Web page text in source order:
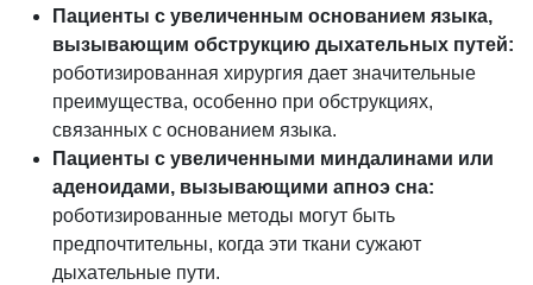
Пациенты с увеличенным основанием языка,
вызывающим обструкцию дыхательных путей:
роботизированная хирургия дает значительные
преимущества, особенно при обструкциях,
связанных с основанием языка.
Пациенты с увеличенными миндалинами или
аденоидами, вызывающими апноэ сна:
роботизированные методы могут быть
предпочтительны, когда эти ткани сужают
дыхательные пути.